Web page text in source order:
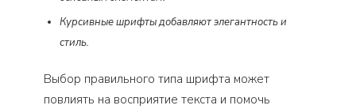
Курсивные шрифты добавляют элегантность и
стиль.
Выбор правильного типа шрифта может
повлиять на восприятие текста и помочь